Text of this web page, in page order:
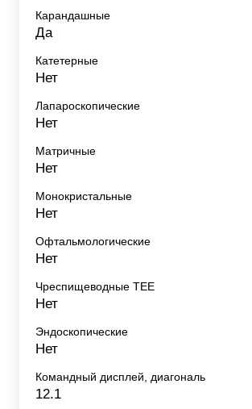
Карандашные
Да
Катетерные
Нет
Лапароскопические
Нет
Матричные
Нет
Монокристальные
Нет
Офтальмологические
Нет
Чреспищеводные TEE
Нет
Эндоскопические
Нет
Командный дисплей, диагональ
12.1